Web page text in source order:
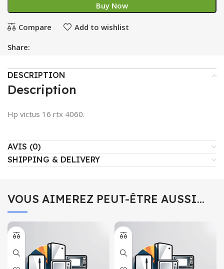
Buy Now
Compare Add to wishlist
Share:
DESCRIPTION
Description
Hp victus 16 rtx 4060.
AVIS (0)
SHIPPING & DELIVERY
VOUS AIMEREZ PEUT-ÊTRE AUSSI…